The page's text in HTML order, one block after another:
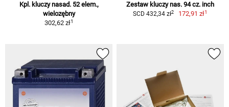
Kpl. kluczy nasad. 52 elem.,
wielozębny
302,62 zł1
Zestaw kluczy nas. 94 cz. inch
SCD 432,34 zł2 172,91 zł1